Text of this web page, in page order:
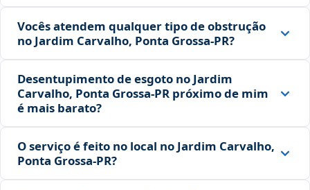
Vocês atendem qualquer tipo de obstrução
no Jardim Carvalho, Ponta Grossa‑PR?
Desentupimento de esgoto no Jardim
Carvalho, Ponta Grossa‑PR próximo de mim
é mais barato?
O serviço é feito no local no Jardim Carvalho,
Ponta Grossa‑PR?